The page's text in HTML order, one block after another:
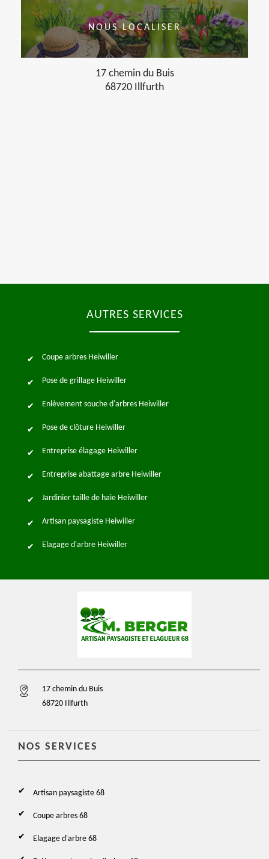
NOUS LOCALISER
17 chemin du Buis
68720 Illfurth
AUTRES SERVICES
Coupe arbres Heiwiller
Pose de grillage Heiwiller
Enlèvement souche d'arbres Heiwiller
Pose de clôture Heiwiller
Entreprise élagage Heiwiller
Entreprise abattage arbre Heiwiller
Jardinier taille de haie Heiwiller
Artisan paysagiste Heiwiller
Elagage d'arbre Heiwiller
17 chemin du Buis
68720 Illfurth
NOS SERVICES
Artisan paysagiste 68
Coupe arbres 68
Elagage d'arbre 68